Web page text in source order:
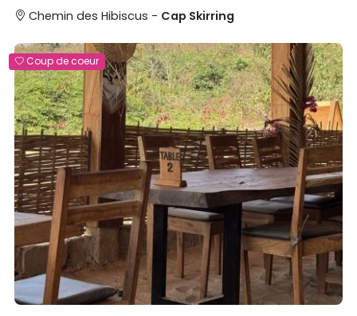
Chemin des Hibiscus - Cap Skirring
Coup de coeur